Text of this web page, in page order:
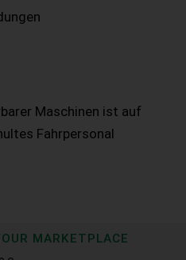
Maschinen ist auf
Fahrpersonal
MARKETPLACE